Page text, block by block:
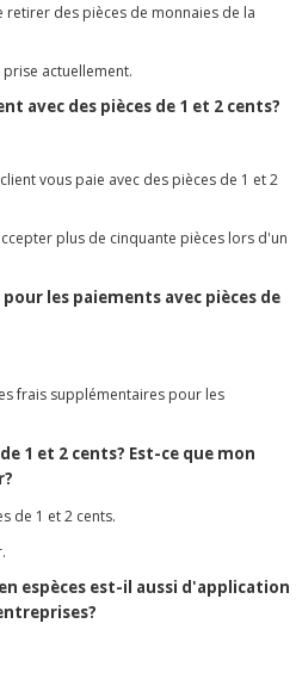
des pièces de monnaies de la
prise actuellement.
avec des pièces de 1 et 2 cents?
vous paie avec des pièces de 1 et 2
plus de cinquante pièces lors d'un
les paiements avec pièces de
frais supplémentaires pour les
1 et 2 cents? Est-ce que mon
de 1 et 2 cents.
espèces est-il aussi d'application